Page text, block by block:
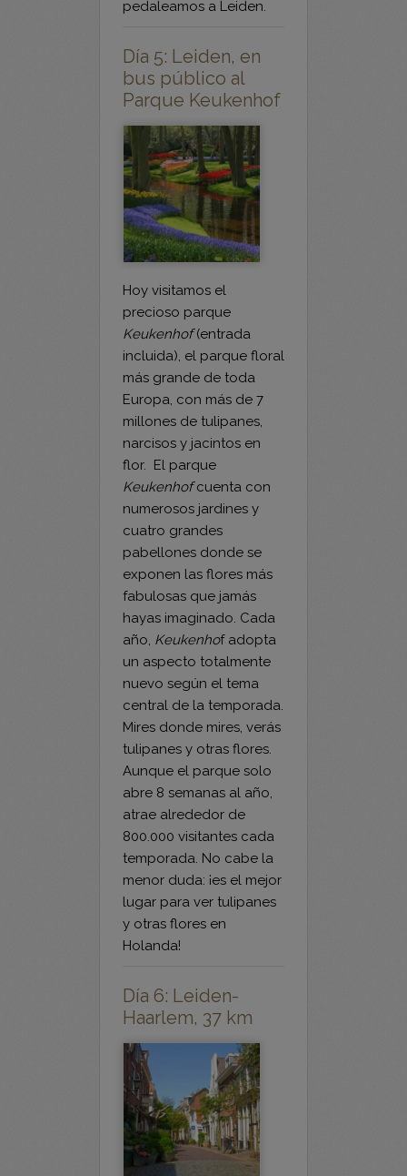
Día 5: Leiden, en
Parque Keukenhof
Hoy visitamos el
Keukenhof(entrada
incluida), el parque floral
más grande de toda
Europa, con más de 7
millones de tulipanes,
narcisos y jacintos en
flor. El parque
Keukenhofcuenta con
numerosos jardines y
cuatro grandes
pabellones donde se
exponen las flores más
fabulosas que jamás
hayas imaginado. Cada
año,Keukenho f adopta
un aspecto totalmente
nuevo según el tema
central de la temporada.
Mires donde mires, verás
tulipanes y otras flores.
Aunque el parque solo
abre 8 semanas al año,
atrae alrededor de
800.000 visitantes cada
temporada. No cabe la
menor duda: ¡es el mejor
lugar para ver tulipanes
y otras flores en
Holanda!
Día 6: Leiden-
Pedaleamos por los